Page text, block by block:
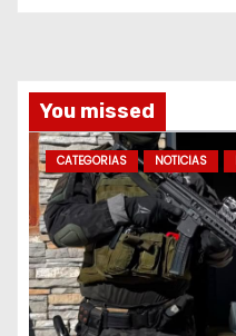
s
You missed
CATEGORIAS NOTICIAS